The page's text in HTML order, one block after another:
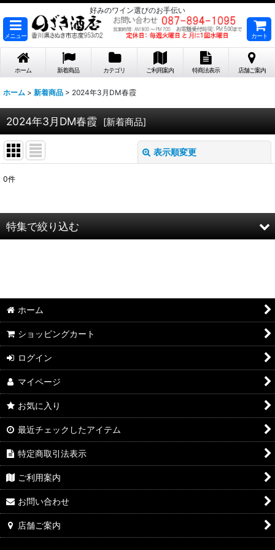
好みのワイン選びのお手伝い
メニュー カート
ホーム 新着商品 カテゴリ ご利用案内 特商法表示 店舗ご案内
ホーム > 新着商品 > 2024年3月DM春霞
2024年3月DM春霞 [新着商品]
表示順変更
在庫あり
0件
特集で絞り込む
2026年6月DMワイン
2026年5月DMワイン
2026年4月DMワイン
2026年3月DMワイン
2026年2月DMワイン
2026年1月DMワイン
2025年12月DMワイン
2025年11月DMワイン
2025年10月DMワイン
ホーム
ショッピングカート
ログイン
マイページ
お気に入り
最近チェックしたアイテム
特定商取引法表示
ご利用案内
お問い合わせ
店舗ご案内